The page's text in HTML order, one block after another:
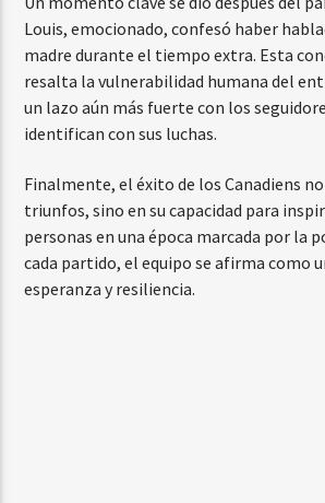
Louis, emocionado, confesó haber
madre durante el tiempo extra. Esta
resalta la vulnerabilidad humana del
un lazo aún más fuerte con los
identifican con sus luchas.
Finalmente, el éxito de los Canadiens
triunfos, sino en su capacidad para
personas en una época marcada por la
cada partido, el equipo se afirma como
esperanza y resiliencia.